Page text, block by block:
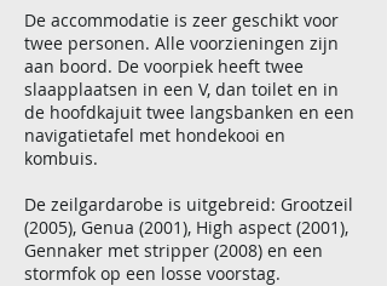
De accommodatie is zeer geschikt voor
twee personen. Alle voorzieningen zijn
aan boord. De voorpiek heeft twee
slaapplaatsen in een V, dan toilet en in
de hoofdkajuit twee langsbanken en een
navigatietafel met hondekooi en
kombuis.
De zeilgardarobe is uitgebreid: Grootzeil
(2005), Genua (2001), High aspect (2001),
Gennaker met stripper (2008) en een
stormfok op een losse voorstag.